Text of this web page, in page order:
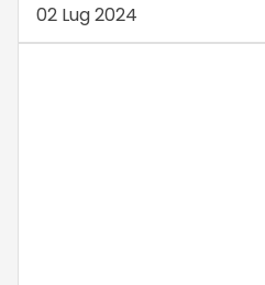
02 Lug 2024